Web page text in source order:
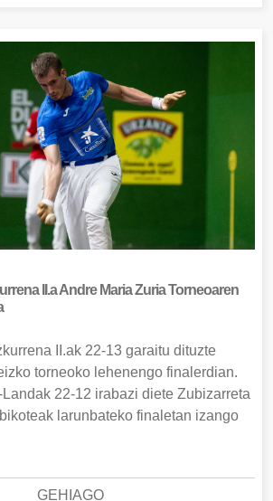
II.a Andre Maria Zuria Torneoaren
II.ak 22-13 garaitu dituzte
torneoko lehenengo finalerdian.
22-12 irabazi diete Zubizarreta
larunbateko finaletan izango
GEHIAGO